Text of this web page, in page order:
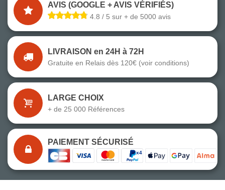
AVIS (GOOGLE + AVIS VÉRIFIÉS)
4.8 / 5 sur + de 5000 avis
LIVRAISON en 24H à 72H
Gratuite en Relais dès 120€ (voir conditions)
LARGE CHOIX
+ de 25 000 Références
PAIEMENT SÉCURISÉ